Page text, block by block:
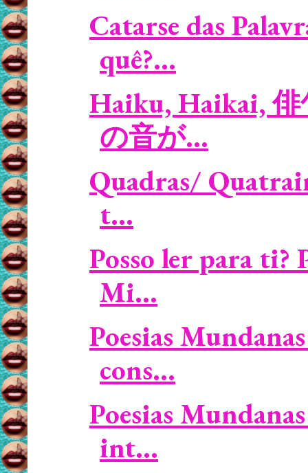
Catarse das
quê?...
Haiku, Haikai, 俳
の音が...
Quadras/
t...
Posso ler para ti?
Mi...
Poesias
cons...
Poesias
int...